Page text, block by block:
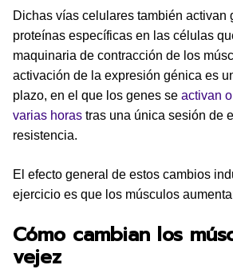
Dichas vías celulares también activan
proteínas específicas en las células
maquinaria de contracción de los
activación de la expresión génica es
plazo, en el que los genes se activan
varias horas tras una única sesión de
resistencia.
El efecto general de estos cambios
ejercicio es que los músculos
Cómo cambian los
vejez